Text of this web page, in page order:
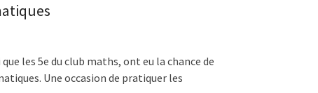
les 5e du club maths, ont eu la chance de
Une occasion de pratiquer les